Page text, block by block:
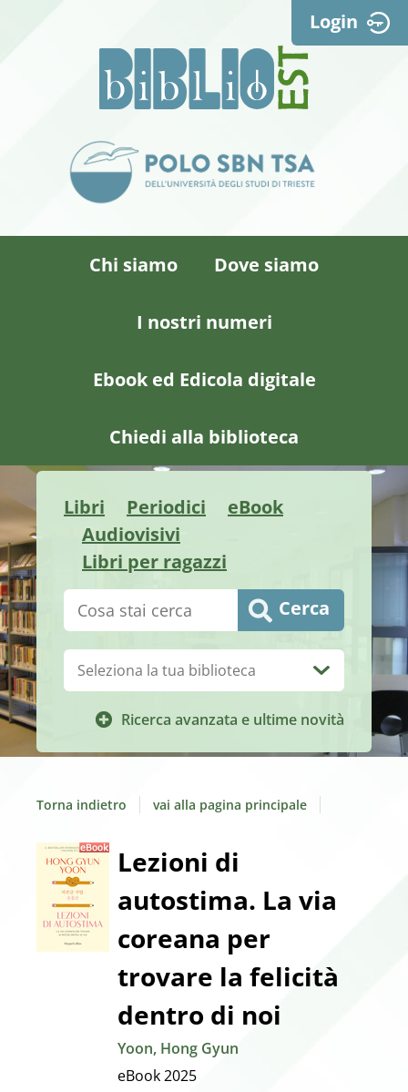
Login
Chi siamo Dove siamo
I nostri numeri
Ebook ed Edicola digitale
Chiedi alla biblioteca
Libri Periodici
eBook
Audiovisivi
Libri per ragazzi
Cerca su "Catalogo" Cerca
Ricerca avanzata e ultime novità
Biblioteca:
Torna indietro vai alla pagina principale
Dettaglio
del
documento
Lezioni di
autostima. La via
coreana per
trovare la felicità
dentro di noi
Yoon, Hong Gyun
eBook2025